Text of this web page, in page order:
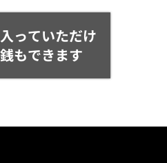
っていただけ
もできます